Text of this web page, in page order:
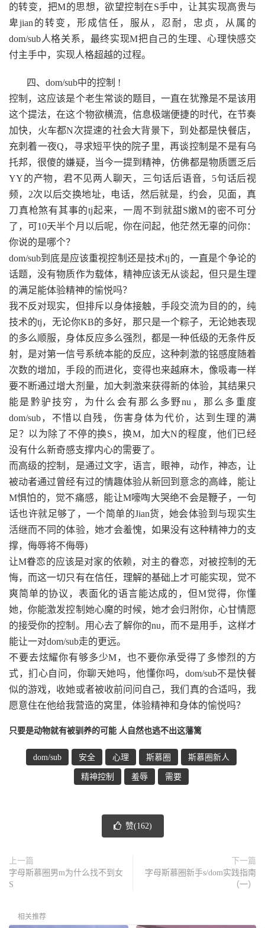
的转变，把M的思想，欲望控制在S手中，让其实现高贵与
卑jian的转变，形成信任，服从，忍耐，忠贞，从属的
dom/sub人格关系，最终实现M把自己的生理、心理快感交
付主手中，实现人格超越的过程。
四、dom/sub中的控制 !
控制，这应该是个老生常谈的题目，一直在犹豫是不是该用
这个提法，在这个物欲横流，信息极端便捷的时代，在节奏
加快，火车都N次提速的社会大背景下，到处都是快餐店，
充刺着一夜Q，寻求短平快的院子里，再谈控制是不是有乌
托邦，很傻的嫌疑，当今一提到精神，仿佛都是物质匮乏后
YY的产物，君不见两人聊天，三句话后语音，5句话后视
频，2次以后交换地址，电话，然后就是，约会，见面，真
刀真枪煞有其事的tj起来，一周不到就甜S嫩M的密不可分
了，可10天半个月以后呢，你在问起，他茫然无辜的问你：
你说的是哪个？
dom/sub到底是应该重视控制还是技术tj的，一直是个争论的
话题，没有物质作为载体，精神应该无从谈起，但只是生理
的满足能体验精神的愉悦吗？
我不反对现实，但排斥以身体接触，手段交流为目的的，纯
技术的tj，无论你KB的多好，那只是一个粽子，无论她表现
的多么顺服，身体反应多么强烈，都是一种低级的无条件反
射，是对第一信号系统本能的反应，这种刺激的铭感度随着
次数的增加，手段的而进化，变得也来越麻木，像吸毒一样
要不断通过增大剂量，加大刺激来获得新的体验，其结果只
能是黔驴技穷，为什么会有那么多野nu，那么多重度
dom/sub，不惜以自残，伤害身体为代价，达到生理的满
足？以为除了不停的换S，换M，加大N的程度，他们已经
没有什么新奇感支撑内心的需要了。
而高级的控制，是通过文字，语言，眼神，动作，神态，让
被动者通过曾经有过的情趣体验从新回到意念的高峰，能让
M惧怕的，觉不痛感，能让M嚎啕大哭绝不会是鞭子，一句
话也许就足够了，一个简单的Jian货，她会体验到与现实生
活继而不同的体验，她才会羞愧，如果没有这种精神力的支
撑，侮辱将不侮辱)
让M眷恋的应该是对家的依赖，对主的眷恋，对被控制的无
悔，而这一切只有在信任，理解的基础上才可能实现，觉不
爽简单的协议，表面化的语言能达成的，但M觉得，你懂
她，你能激发控制她心魔的时候，她才会归附你，心甘情愿
的接受你的控制。用心去了解你的nu，而不是用手，这样才
能让一对dom/sub走的更远。
不要去炫耀你有够多少M，也不要你承受得了多惨烈的方
式，扪心自问，你聊天她吗，他懂你吗，dom/sub不是快餐
似的游戏，收她或者被收前问问自己，我们真的合适吗，我
愿意住在他给我营造的窝里，体验精神和身体的愉悦吗？
只要是动物就有被驯养的可能 人自然也逃不出这藩篱
dom/sub 安全 心理 斯慕圈 斯慕圈新人
精神控制 羞辱 需要
赞(162)
上一篇
字母斯慕圈男m为什么找不到女
S
下一篇
字母斯慕圈新手s/dom实践指南
（一）
相关推荐